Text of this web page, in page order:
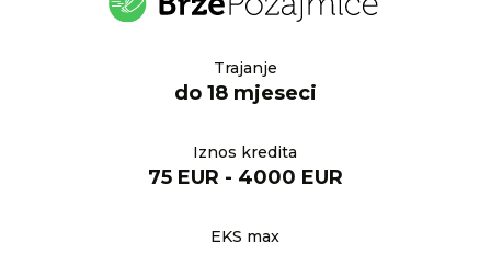
Trajanje
do 18 mjeseci
Iznos kredita
75 EUR - 4000 EUR
EKS max